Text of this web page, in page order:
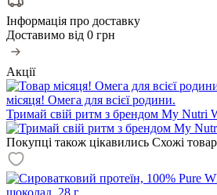
Інформація про доставку
Доставимо від 0 грн
Акції
місяця! Омега для всієї родини.
Тримай свій ритм з брендом My Nutri
Покупці також цікавились Схожі